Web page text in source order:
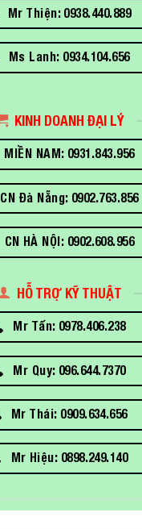
Mr Thiện: 0938.440.889
Ms Lanh: 0934.104.656
KINH DOANH ĐẠI LÝ
MIỀN NAM: 0931.843.956
CN Đà Nẵng: 0902.763.856
CN HÀ NỘI: 0902.608.956
HỖ TRỢ KỸ THUẬT
Mr Tấn: 0978.406.238
Mr Quy: 096.644.7370
Mr Thái: 0909.634.656
Mr Hiệu: 0898.249.140